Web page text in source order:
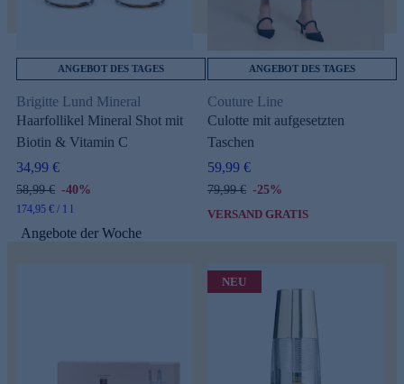
ANGEBOT DES TAGES
Brigitte Lund Mineral
Haarfollikel Mineral Shot mit
Biotin & Vitamin C
34,99 €
58,99 € -40%
174,95 € / 1 l
ANGEBOT DES TAGES
Couture Line
Culotte mit aufgesetzten
Taschen
59,99 €
79,99 € -25%
VERSAND GRATIS
Angebote der Woche
NEU